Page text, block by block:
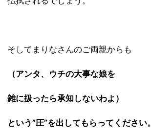
そしてまりなさんのご両親からも
（アンタ、ウチの大事な娘を
雑に扱ったら承知しないわよ）
という”圧”を出してもらってください。